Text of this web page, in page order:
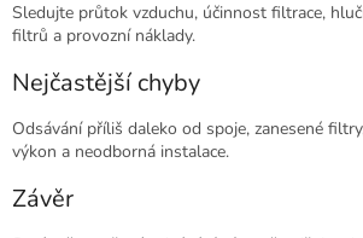
Sledujte průtok vzduchu, účinnost filtrace,
filtrů a provozní náklady.
Nejčastější chyby
Odsávání příliš daleko od spoje, zanesené
výkon a neodborná instalace.
Závěr